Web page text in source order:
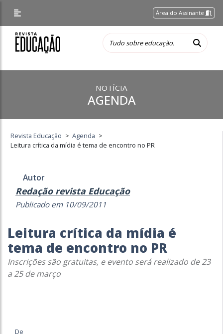
Área do Assinante
NOTÍCIA
AGENDA
Revista Educação > Agenda >
Leitura crítica da mídia é tema de encontro no PR
Autor
Redação revista Educação
Publicado em 10/09/2011
Leitura crítica da mídia é
tema de encontro no PR
Inscrições são gratuitas, e evento será realizado de 23
a 25 de março
De